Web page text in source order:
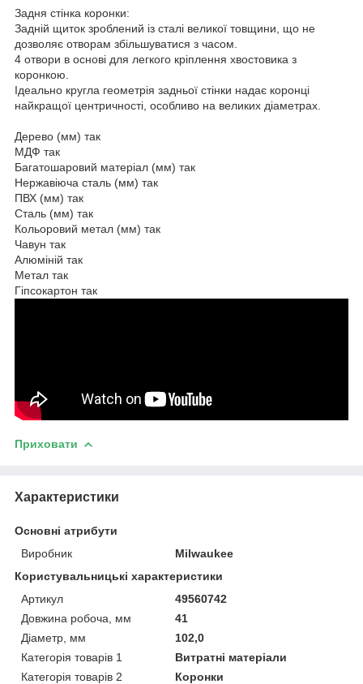
Задня стінка коронки:
Задній щиток зроблений із сталі великої товщини, що не
дозволяє отворам збільшуватися з часом.
4 отвори в основі для легкого кріплення хвостовика з
коронкою.
Ідеально кругла геометрія задньої стінки надає коронці
найкращої центричності, особливо на великих діаметрах.
Дерево (мм) так
МДФ так
Багатошаровий матеріал (мм) так
Нержавіюча сталь (мм) так
ПВХ (мм) так
Сталь (мм) так
Кольоровий метал (мм) так
Чавун так
Алюміній так
Метал так
Гіпсокартон так
Приховати
Характеристики
Основні атрибути
Виробник
Milwaukee
Користувальницькі характеристики
Артикул
49560742
Довжина робоча, мм
41
Діаметр, мм
102,0
Категорія товарів 1
Витратні матеріали
Категорія товарів 2
Коронки